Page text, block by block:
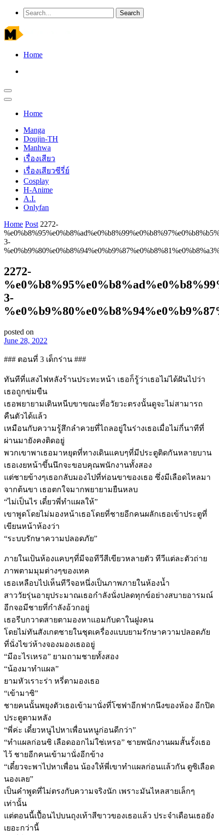
Home
Home
Manga
Doujin-TH
Manhwa
เรื่องเสียว
เรื่องเสียวซีรี่ย์
Cosplay
H-Anime
A.I.
Onlyfan
Home Post 2272-
3-
2272-
3-
posted on
June 28, 2022
### ตอนที่ 3 เด็กร่าน ###
ทันทีที่แสงไฟหลังร้านประทะหน้า เธอก็รู้ว่าเธอไม่ได้ฝันไปว่า
เธอถูกข่มขืน
เธอพยายามเดินหนีบขาขณะที่อวัยวะตรงนั้นดูจะไม่สามารถ
คืนตัวได้แล้ว
เหมือนกับความรู้สึกลำควยที่ไถลอยู่ในร่างเธอเมื่อไม่กี่นาทีที่
ผ่านมายังคงติดอยู่
พวกเขาพาเธอมาหยุดที่ทางเดินแคบๆที่มีประตูติดกันหลายบาน
เธอเงยหน้าขึ้นนึกจะขอบคุณพนักงานทั้งสอง
แต่ชายข้างๆเธอกลับมองไปที่ท่อนขาของเธอ ซึ่งมีเลือดไหลมา
จากต้นขา เธอตกใจมากพยายามยืนหลบ
“ไม่เป็นไร เดี๋ยวพี่ทำแผลให้”
เขาพูดโดยไม่มองหน้าเธอโดยที่ชายอีกคนผลักเธอเข้าประตูที่
เขียนหน้าห้องว่า
“ระบบรักษาความปลอดภัย”
ภายในเป้นห้องแคบๆที่มีจอทีวีสีเขียวหลายตัว ทีวีแต่ละตัวถ่าย
ภาพตามมุมต่างๆของเทค
เธอเหลือบไปเห็นทีวีจอหนึ่งเป็นภาพภายในห้องน้ำ
สาววัยรุ่นอายุประมาณเธอกำลังนั่งปลดทุกข์อย่างสบายอารมณ์
อีกจอมีชายที่กำลังอ้วกอยู่
เธอรีบกวาดสายตามองหาแอมกับดาในฝูงคน
โดยไม่ทันสังเกตชายในชุดเครื่องแบบยามรักษาความปลอดภัย
ที่นั่งไขว่ห้างจองมองเธออยู่
“มีอะไรเหรอ” ยามถามชายทั้งสอง
“น้องมาทำแผล”
ยามหัวเราะร่า หรี่ตามองเธอ
“เข้ามาซิ”
ชายคนนั้นพยุงตัวเธอเข้ามานั่งที่โซฟาอีกฟากนึงของห้อง อีกปิด
ประตูตามหลัง
“พี่ค่ะ เดี๋ยวหนูไปหาเพื่อนหนูก่อนดีกว่า”
“ทำแผลก่อนซิ เลือดออกไม่ใช่เหรอ” ชายพนักงานผมสั้นรั้งเธอ
ไว้ ชายอีกคนเข้ามานั่งอีกข้าง
“เดี๋ยวจะพาไปหาเพื่อน น้องให้พี่เขาทำแผลก่อนแล้วกัน ดูซิเลือด
นองเลย”
เป็นคำพูดที่ไม่ตรงกับความจริงนัก เพราะมันไหลสายเล็กๆ
เท่านั้น
แต่ตอนนี้เปื้อนไปบนถุงเท้าสีขาวของเธอแล้ว ประจำเดือนเธอยัง
เยอะกว่านี้